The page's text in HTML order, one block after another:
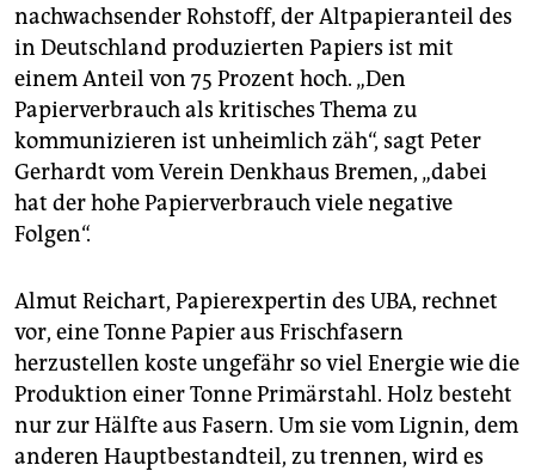
nachwachsender Rohstoff, der Altpapieranteil des
in Deutschland produzierten Papiers ist mit
einem Anteil von 75 Prozent hoch. „Den
Papierverbrauch als kritisches Thema zu
kommunizieren ist unheimlich zäh“, sagt Peter
Gerhardt vom Verein Denkhaus Bremen, „dabei
hat der hohe Papierverbrauch viele negative
Folgen“.
Almut Reichart, Papierexpertin des UBA, rechnet
vor, eine Tonne Papier aus Frischfasern
herzustellen koste ungefähr so viel Energie wie die
Produktion einer Tonne Primärstahl. Holz besteht
nur zur Hälfte aus Fasern. Um sie vom Lignin, dem
anderen Hauptbestandteil, zu trennen, wird es